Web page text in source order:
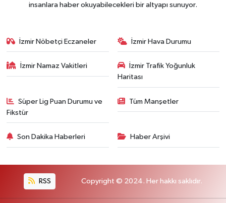
insanlara haber okuyabilecekleri bir altyapı sunuyor.
İzmir Nöbetçi Eczaneler İzmir Hava Durumu
İzmir Namaz Vakitleri
İzmir Trafik Yoğunluk
Haritası
Süper Lig Puan Durumu ve
Fikstür
Tüm Manşetler
Son Dakika Haberleri Haber Arşivi
RSS Copyright © 2024. Her hakkı saklıdır.